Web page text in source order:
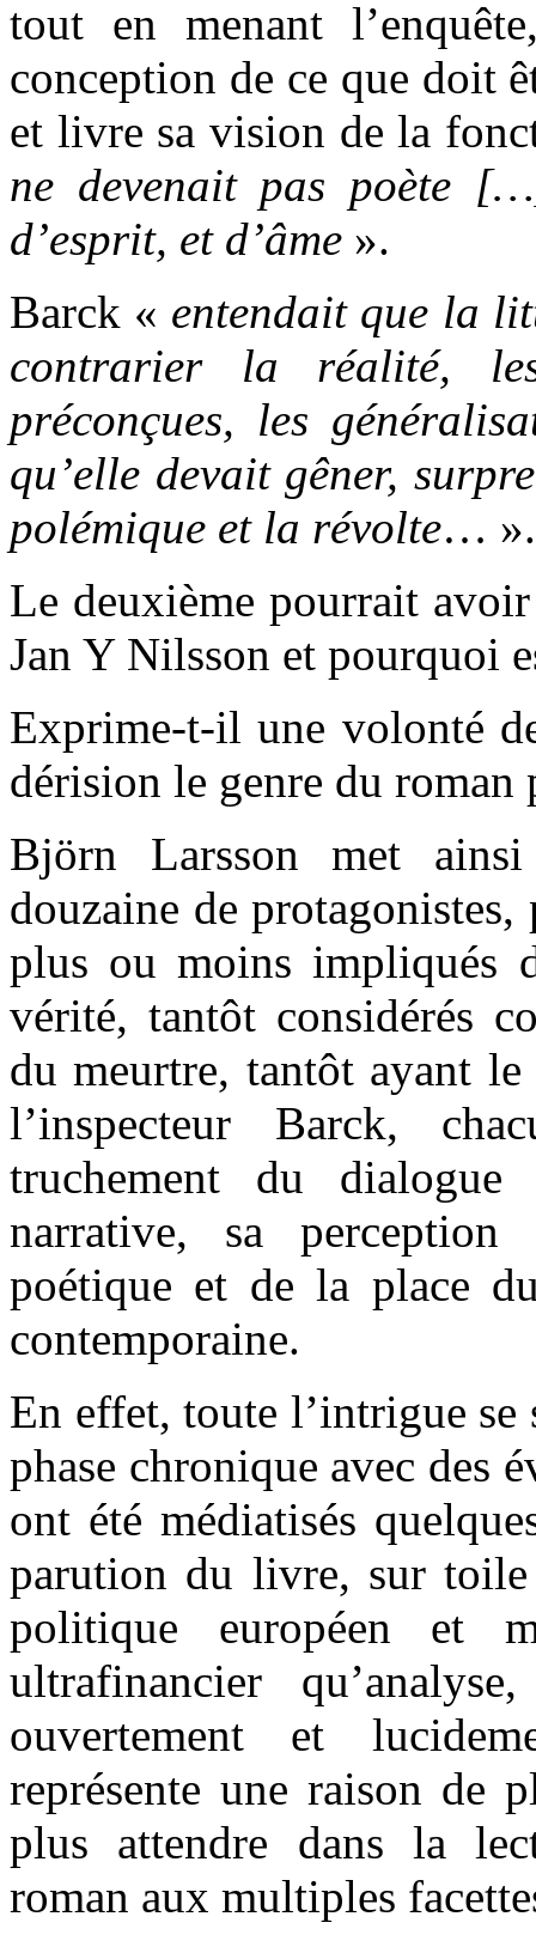
tout en menant
conception de ce que doit
et livre sa vision de la
ne devenait pas poète
d’esprit, et d’âme ».
Barck « entendait que la
contrarier la réalité,
préconçues, les
qu’elle devait gêner,
polémique et la révolte… ».
Le deuxième pourrait
Jan Y Nilsson et pourquoi
Exprime-t-il une volonté
dérision le genre du roman
Björn Larsson met
douzaine de
plus ou moins impliqués
vérité, tantôt considérés
du meurtre, tantôt ayant
l’inspecteur Barck,
truchement du
narrative, sa perception
poétique et de la place
contemporaine.
En effet, toute l’intrigue se
phase chronique avec des
ont été médiatisés
parution du livre, sur
politique européen et
ultrafinancier
ouvertement et
représente une raison de
plus attendre dans la
roman aux multiples